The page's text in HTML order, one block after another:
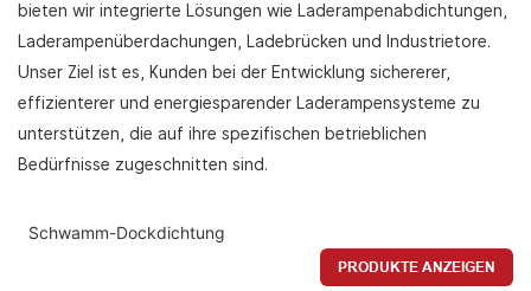
bieten wir integrierte Lösungen wie Laderampenabdichtungen,
Laderampenüberdachungen, Ladebrücken und Industrietore.
Unser Ziel ist es, Kunden bei der Entwicklung sichererer,
effizienterer und energiesparender Laderampensysteme zu
unterstützen, die auf ihre spezifischen betrieblichen
Bedürfnisse zugeschnitten sind.
Schwamm-Dockdichtung
PRODUKTE ANZEIGEN